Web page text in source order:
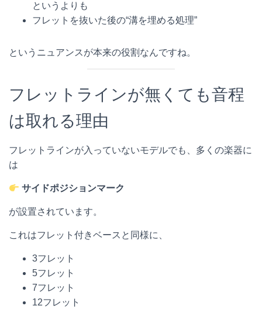
というよりも
フレットを抜いた後の“溝を埋める処理”
というニュアンスが本来の役割なんですね。
フレットラインが無くても音程
は取れる理由
フレットラインが入っていないモデルでも、多くの楽器に
は
サイドポジションマーク
が設置されています。
これはフレット付きベースと同様に、
3フレット
5フレット
7フレット
12フレット